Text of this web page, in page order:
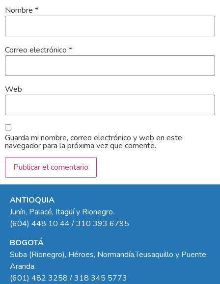
Nombre *
Correo electrónico *
Web
Guarda mi nombre, correo electrónico y web en este
navegador para la próxima vez que comente.
ANTIOQUIA
Junín, Palacé, Itagüí y Rionegro.
(604) 448 10 44 / 310 393 6795
BOGOTÁ
Suba (Rionegro), Héroes, Normandía,Teusaquillo y Puente
Aranda.
(601) 482 3258 / 318 345 5773